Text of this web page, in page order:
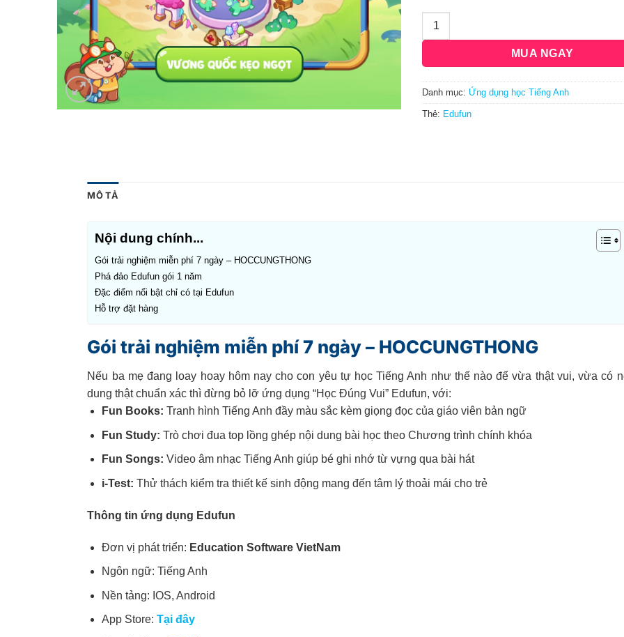
Edufun - Gói trải nghiệm miễn phí 7 ngày
MUA NGAY
Danh mục: Ứng dụng học Tiếng Anh
Thẻ: Edufun
MÔ TẢ
Nội dung chính...
Gói trải nghiệm miễn phí 7 ngày – HOCCUNGTHONG
Phá đảo Edufun gói 1 năm
Đặc điểm nổi bật chỉ có tại Edufun
Hỗ trợ đặt hàng
Gói trải nghiệm miễn phí 7 ngày – HOCCUNGTHONG
Nếu ba mẹ đang loay hoay hôm nay cho con yêu tự học Tiếng Anh như thế nào để vừa thật vui, vừa có
dung thật chuẩn xác thì đừng bỏ lỡ ứng dụng “Học Đúng Vui” Edufun, với:
Fun Books: Tranh hình Tiếng Anh đầy màu sắc kèm giọng đọc của giáo viên bản ngữ
Fun Study: Trò chơi đua top lồng ghép nội dung bài học theo Chương trình chính khóa
Fun Songs: Video âm nhạc Tiếng Anh giúp bé ghi nhớ từ vựng qua bài hát
i-Test: Thử thách kiểm tra thiết kế sinh động mang đến tâm lý thoải mái cho trẻ
Thông tin ứng dụng Edufun
Đơn vị phát triển: Education Software VietNam
Ngôn ngữ: Tiếng Anh
Nền tảng: IOS, Android
App Store:Tại đây